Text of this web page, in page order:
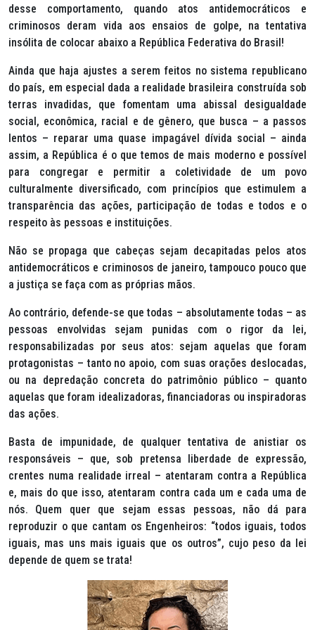
desse comportamento, quando atos antidemocráticos e
criminosos deram vida aos ensaios de golpe, na tentativa
insólita de colocar abaixo a República Federativa do Brasil!
Ainda que haja ajustes a serem feitos no sistema republicano
do país, em especial dada a realidade brasileira construída sob
terras invadidas, que fomentam uma abissal desigualdade
social, econômica, racial e de gênero, que busca – a passos
lentos – reparar uma quase impagável dívida social – ainda
assim, a República é o que temos de mais moderno e possível
para congregar e permitir a coletividade de um povo
culturalmente diversificado, com princípios que estimulem a
transparência das ações, participação de todas e todos e o
respeito às pessoas e instituições.
Não se propaga que cabeças sejam decapitadas pelos atos
antidemocráticos e criminosos de janeiro, tampouco pouco que
a justiça se faça com as próprias mãos.
Ao contrário, defende-se que todas – absolutamente todas – as
pessoas envolvidas sejam punidas com o rigor da lei,
responsabilizadas por seus atos: sejam aquelas que foram
protagonistas – tanto no apoio, com suas orações deslocadas,
ou na depredação concreta do patrimônio público – quanto
aquelas que foram idealizadoras, financiadoras ou inspiradoras
das ações.
Basta de impunidade, de qualquer tentativa de anistiar os
responsáveis – que, sob pretensa liberdade de expressão,
crentes numa realidade irreal – atentaram contra a República
e, mais do que isso, atentaram contra cada um e cada uma de
nós. Quem quer que sejam essas pessoas, não dá para
reproduzir o que cantam os Engenheiros: “todos iguais, todos
iguais, mas uns mais iguais que os outros”, cujo peso da lei
depende de quem se trata!